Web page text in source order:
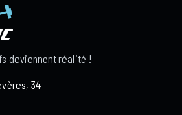
deviennent réalité !
34